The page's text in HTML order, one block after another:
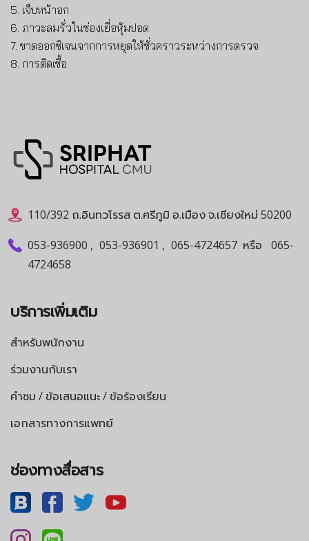
5. เจ็บหน้าอก
6. ภาวะลมรั่วในช่องเยื่อหุ้มปอด
7. ขาดออกซิเจนจากการหยุดให้ชั่วคราวระหว่างการตรวจ
8. การติดเชื้อ
110/392 ถ.อินทวโรรส ต.ศรีภูมิ อ.เมือง จ.เชียงใหม่ 50200
053-936900 , 053-936901 , 065-4724657 หรือ
065-
4724658
บริการเพิ่มเติม
สำหรับพนักงาน
ร่วมงานกับเรา
คำชม / ข้อเสนอแนะ / ข้อร้องเรียน
เอกสารทางการแพทย์
ช่องทางสื่อสาร